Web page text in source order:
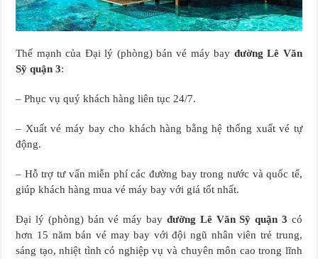
Thế mạnh của Đại lý (phòng) bán vé máy bay đường Lê Văn
Sỹ quận 3:
– Phục vụ quý khách hàng liên tục 24/7.
– Xuất vé máy bay cho khách hàng bằng hệ thống xuất vé tự
động.
– Hỗ trợ tư vấn miễn phí các đường bay trong nước và quốc tế,
giúp khách hàng mua vé máy bay với giá tốt nhất.
Đại lý (phòng) bán vé máy bay đường Lê Văn Sỹ quận 3 có
hơn 15 năm bán vé may bay với đội ngũ nhân viên trẻ trung,
sáng tạo, nhiệt tình có nghiệp vụ và chuyên môn cao trong lĩnh